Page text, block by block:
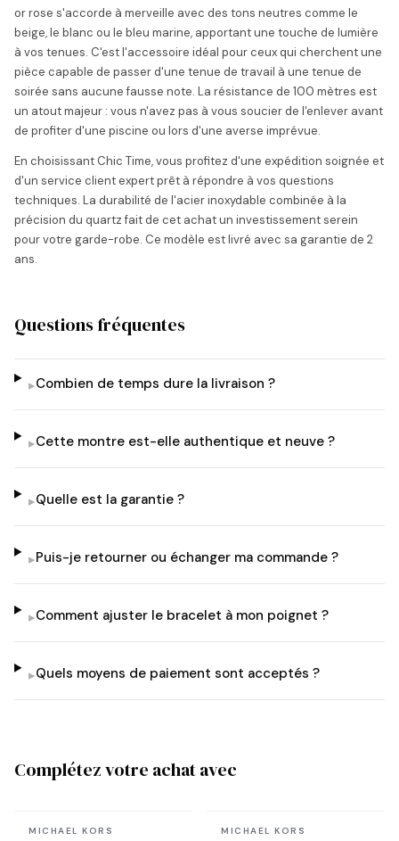
or rose s'accorde à merveille avec des tons neutres comme le
beige, le blanc ou le bleu marine, apportant une touche de lumière
à vos tenues. C'est l'accessoire idéal pour ceux qui cherchent une
pièce capable de passer d'une tenue de travail à une tenue de
soirée sans aucune fausse note. La résistance de 100 mètres est
un atout majeur : vous n'avez pas à vous soucier de l'enlever avant
de profiter d'une piscine ou lors d'une averse imprévue.
En choisissant Chic Time, vous profitez d'une expédition soignée et
d'un service client expert prêt à répondre à vos questions
techniques. La durabilité de l'acier inoxydable combinée à la
précision du quartz fait de cet achat un investissement serein
pour votre garde-robe. Ce modèle est livré avec sa garantie de 2
ans.
Questions fréquentes
▸Combien de temps dure la livraison ?
▸Cette montre est-elle authentique et neuve ?
▸Quelle est la garantie ?
▸Puis-je retourner ou échanger ma commande ?
▸Comment ajuster le bracelet à mon poignet ?
▸Quels moyens de paiement sont acceptés ?
Complétez votre achat avec
En stock
MICHAEL KORS En stock
MICHAEL KORS